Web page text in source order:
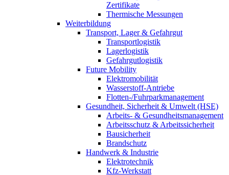
Zertifikate
Thermische Messungen
Weiterbildung
Transport, Lager & Gefahrgut
Transportlogistik
Lagerlogistik
Gefahrgutlogistik
Future Mobility
Elektromobilität
Wasserstoff-Antriebe
Flotten-/Fuhrparkmanagement
Gesundheit, Sicherheit & Umwelt (HSE)
Arbeits- & Gesundheitsmanagement
Arbeitsschutz & Arbeitssicherheit
Bausicherheit
Brandschutz
Handwerk & Industrie
Elektrotechnik
Kfz-Werkstatt